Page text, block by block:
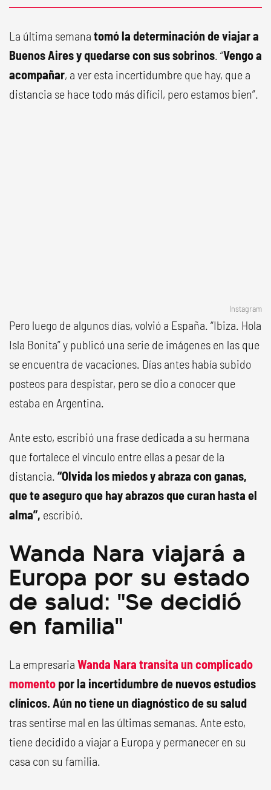
La última semana tomó la determinación de viajar a
Buenos Aires y quedarse con sus sobrinos. “Vengo a
acompañar, a ver esta incertidumbre que hay, que a
distancia se hace todo más difícil, pero estamos bien”.
Instagram
Pero luego de algunos días, volvió a España. “Ibiza. Hola
Isla Bonita” y publicó una serie de imágenes en las que
se encuentra de vacaciones. Días antes había subido
posteos para despistar, pero se dio a conocer que
estaba en Argentina.
Ante esto, escribió una frase dedicada a su hermana
que fortalece el vínculo entre ellas a pesar de la
distancia. “Olvida los miedos y abraza con ganas,
que te aseguro que hay abrazos que curan hasta el
alma”, escribió.
Wanda Nara viajará a
Europa por su estado
de salud: "Se decidió
en familia"
La empresaria Wanda Nara transita un complicado
momento por la incertidumbre de nuevos estudios
clínicos. Aún no tiene un diagnóstico de su salud
tras sentirse mal en las últimas semanas. Ante esto,
tiene decidido a viajar a Europa y permanecer en su
casa con su familia.